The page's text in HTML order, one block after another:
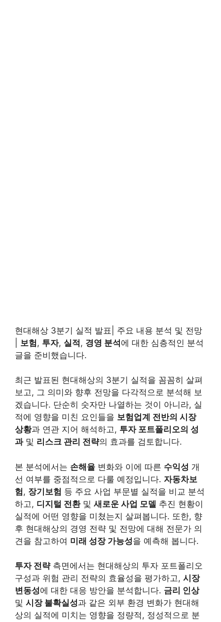
현대해상 3분기 실적 발표| 주요 내용 분석 및 전망
보험, 투자, 실적, 경영 분석에 대한 심층적인 분석
글을 준비했습니다.
최근 발표된 현대해상의 3분기 실적을 꼼꼼히 살펴
보고, 그 의미와 향후 전망을 다각적으로 분석해 보
겠습니다. 단순히 숫자만 나열하는 것이 아니라, 실
적에 영향을 미친 요인들을 보험업계 전반의 시장
상황과 연관 지어 해석하고, 투자 포트폴리오의 성
과및 리스크 관리 전략의 효과를 검토합니다.
본 분석에서는 손해율 변화와 이에 따른 수익성 개
선 여부를 중점적으로 다룰 예정입니다. 자동차보
험, 장기보험 등 주요 사업 부문별 실적을 비교 분석
하고, 디지털 전환및 새로운 사업 모델 추진 현황이
실적에 어떤 영향을 미쳤는지 살펴봅니다. 또한, 향
후 현대해상의 경영 전략 및 전망에 대해 전문가 의
견을 참고하여 미래 성장 가능성을 예측해 봅니다.
투자 전략측면에서는 현대해상의 투자 포트폴리오
구성과 위험 관리 전략의 효율성을 평가하고, 시장
변동성에 대한 대응 방안을 분석합니다. 금리 인상
및 시장 불확실성과 같은 외부 환경 변화가 현대해
상의 실적에 미치는 영향을 정량적, 정성적으로 분